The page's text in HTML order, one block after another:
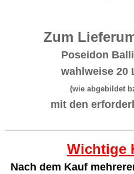
Zum
Poseidon
wahlweise 20
(wie abgebildet
mit den
Wichtige
Nach dem Kauf